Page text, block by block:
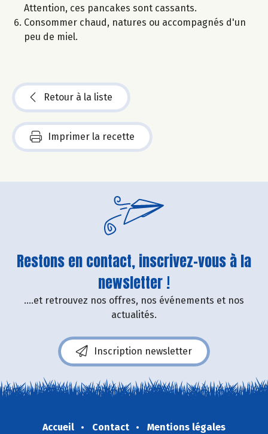
Attention, ces pancakes sont cassants.
Consommer chaud, natures ou accompagnés d'un
peu de miel.
Retour à la liste
Imprimer la recette
Restons en contact, inscrivez-vous à la
newsletter !
....et retrouvez nos offres, nos événements et nos
actualités.
Inscription newsletter
Accueil Contact
Mentions légales